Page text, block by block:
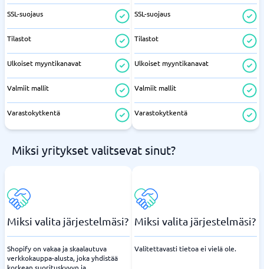
SSL-suojaus
Tilastot
Ulkoiset myyntikanavat
Valmiit mallit
Varastokytkentä
SSL-suojaus
Tilastot
Ulkoiset myyntikanavat
Valmiit mallit
Varastokytkentä
Miksi yritykset valitsevat sinut?
Miksi valita järjestelmäsi?
Shopify on vakaa ja skaalautuva
verkkokauppa-alusta, joka yhdistää
Miksi valita järjestelmäsi?
Valitettavasti tietoa ei vielä ole.